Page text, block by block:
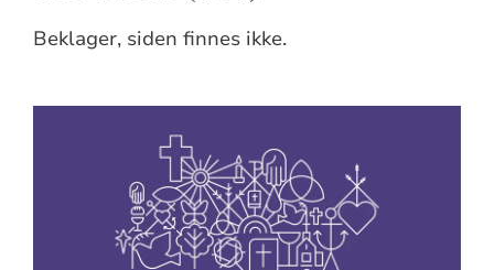
Beklager, siden finnes ikke.